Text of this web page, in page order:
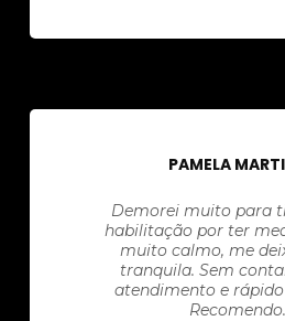
PAMELA
Demorei muito para
habilitação por ter
muito calmo, me
tranquila. Sem
atendimento e rápido
Recomendo.